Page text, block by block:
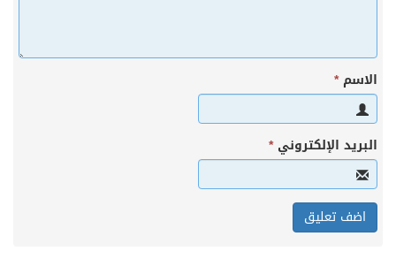
الاسم*
البريد الإلكتروني*